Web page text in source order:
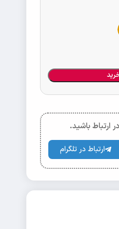
ارتباط باشید.
ارتباط در تلگرام